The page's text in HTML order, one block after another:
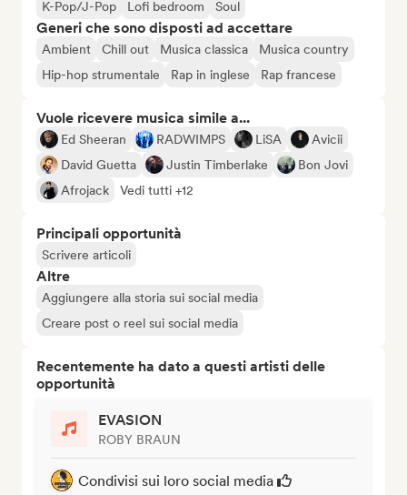
K-Pop/J-Pop
Lofi bedroom Soul
Generi che sono disposti ad accettare
Ambient Chill out Musica classica
Musica country
Hip-hop strumentale
Rap in inglese Rap francese
Vuole ricevere musica simile a...
Ed Sheeran RADWIMPS LiSA
Avicii
David Guetta
Justin Timberlake
Bon Jovi
Afrojack
Vedi tutti +12
Principali opportunità
Scrivere articoli
Altre
Aggiungere alla storia sui social media
Creare post o reel sui social media
Recentemente ha dato a questi artisti delle
opportunità
EVASION
ROBY BRAUN
Condivisi sui loro social media